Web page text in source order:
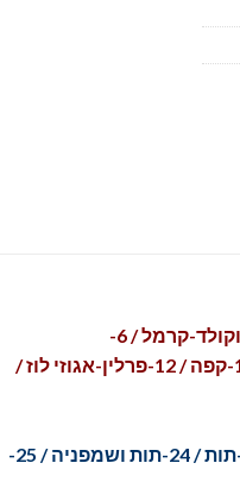
: 1-שוקולד / 2-חלב קוקוס / 3-יער שחור – גנאש שוקולד ומרמלד דובדבנים / 4-שוקולד מריר / 5-שוקולד-קרמל / 6-
שוקולד-פסיפלורה / 7-שוקולד-תפוז / 8-שוקולד-מנטה נענע / 9-קרמל מלוח / 10-אופרה – קרם קפה וגנאש שוקולד מריר / 11-קפה / 12-פרלין-אגוזי לוז /
16-לימון / 17-ליצ'י – אננס / 18-מנגו / 19-משמש-זעפרן / 20-פיסטוק / 21-קוקוס קלוי / 22-חמאת בוטנים / 23-תות / 24-תות ושמפניה / 25-